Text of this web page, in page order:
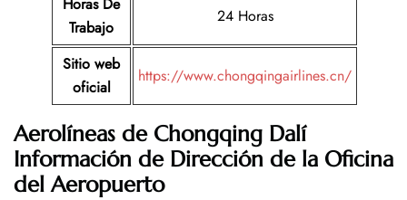
Horas De
Trabajo
24 Horas
Sitio web
oficial
https://www.chongqingairlines.cn/
Aerolíneas de Chongqing Dalí
Información de Dirección de la Oficina
del Aeropuerto